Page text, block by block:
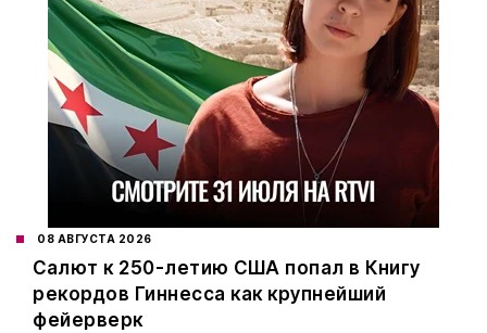
08 АВГУСТА 2026
Салют к 250-летию США попал в Книгу
рекордов Гиннесса как крупнейший
фейерверк